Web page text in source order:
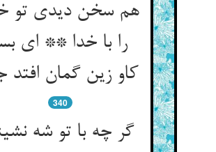
هم سخن دیدی تو
را با خدا ** ای
کاو زین گمان افتد
340
گر چه با تو شه